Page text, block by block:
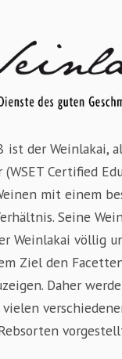
ist der Weinlakai,
(WSET Certified
mit einem
Seine
Weinlakai völlig
Ziel den
Daher